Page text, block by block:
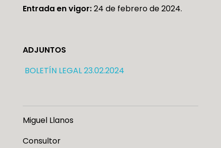
Entrada en vigor:24 de febrero de 2024.
ADJUNTOS
BOLETÍN LEGAL 23.02.2024
Miguel Llanos
Consultor